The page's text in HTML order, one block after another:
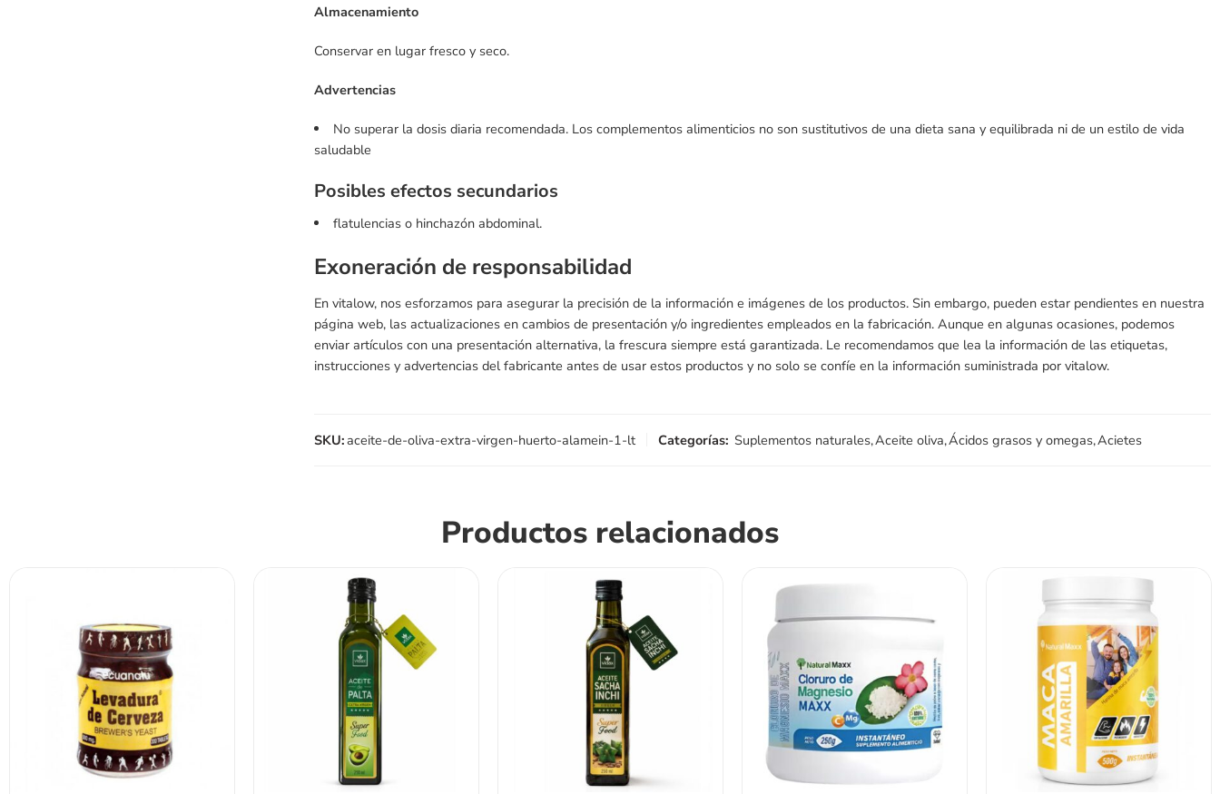
Almacenamiento
Conservar en lugar fresco y seco.
Advertencias
No superar la dosis diaria recomendada. Los complementos alimenticios no son sustitutivos de una dieta sana y equilibrada ni de un estilo de vida
saludable
Posibles efectos secundarios
flatulencias o hinchazón abdominal.
Exoneración de responsabilidad
En vitalow, nos esforzamos para asegurar la precisión de la información e imágenes de los productos. Sin embargo, pueden estar pendientes en nuestra
página web, las actualizaciones en cambios de presentación y/o ingredientes empleados en la fabricación. Aunque en algunas ocasiones, podemos
enviar artículos con una presentación alternativa, la frescura siempre está garantizada. Le recomendamos que lea la información de las etiquetas,
instrucciones y advertencias del fabricante antes de usar estos productos y no solo se confíe en la información suministrada por vitalow.
SKU:aceite-de-oliva-extra-virgen-huerto-alamein-1-lt Categorías: Suplementos naturales,Aceite oliva,Ácidos grasos y omegas,Acietes
Productos relacionados